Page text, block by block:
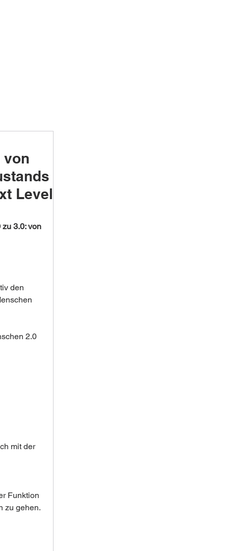
von
Level
3.0: von
den
2.0
mit der
Funktion
zu gehen.